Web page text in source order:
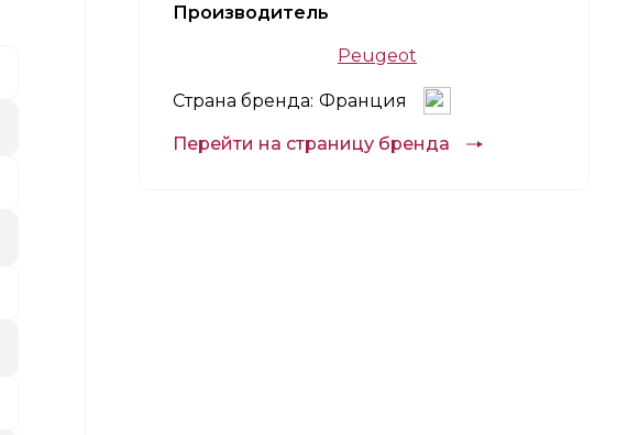
Производитель
Peugeot
Страна бренда: Франция
Перейти на страницу бренда